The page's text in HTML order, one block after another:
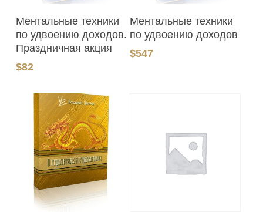
Ментальные техники
по удвоению доходов.
Праздничная акция
$82
Ментальные техники
по удвоению доходов
$547